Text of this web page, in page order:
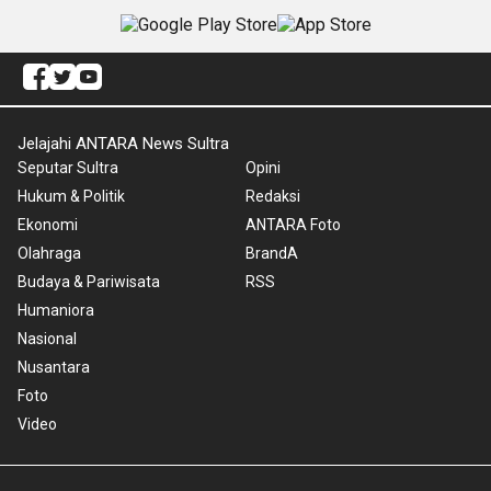
Jelajahi ANTARA News Sultra
Seputar Sultra
Hukum & Politik
Ekonomi
Olahraga
Budaya & Pariwisata
Humaniora
Nasional
Nusantara
Foto
Video
Opini
Redaksi
ANTARA Foto
BrandA
RSS